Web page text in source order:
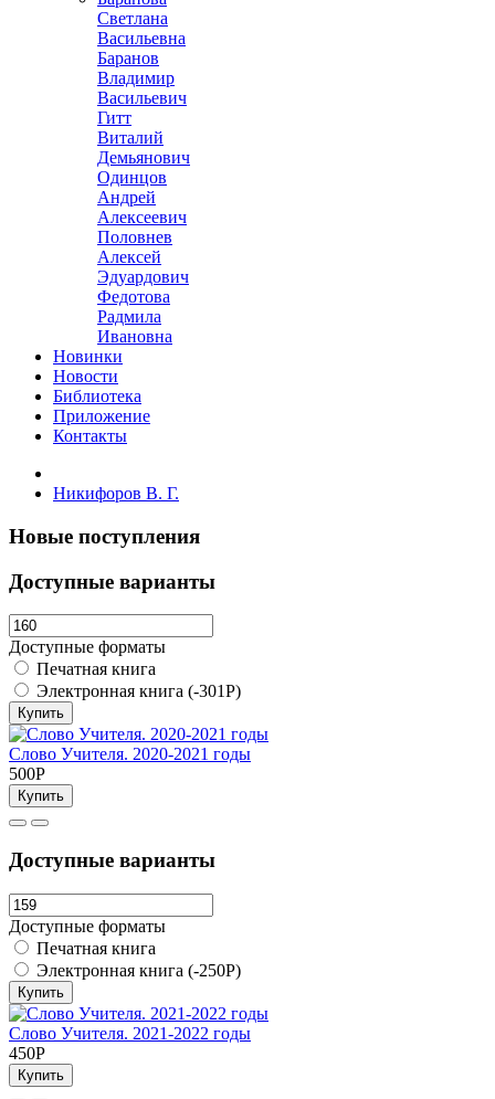
Светлана
Васильевна
Баранов
Владимир
Васильевич
Гитт
Виталий
Демьянович
Одинцов
Андрей
Алексеевич
Половнев
Алексей
Эдуардович
Федотова
Радмила
Ивановна
Новинки
Новости
Библиотека
Приложение
Контакты
Никифоров В. Г.
Новые поступления
Доступные варианты
Доступные форматы
Печатная книга
Электронная книга (-301Р)
Купить
Слово Учителя. 2020-2021 годы
500Р
Купить
Доступные варианты
Доступные форматы
Печатная книга
Электронная книга (-250Р)
Купить
Слово Учителя. 2021-2022 годы
450Р
Купить